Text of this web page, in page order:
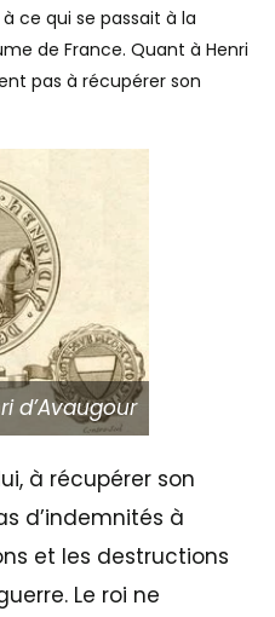
ce qui se passait à la
de France. Quant à Henri
pas à récupérer son
d’Avaugour
à récupérer son
d’indemnités à
et les destructions
Le roi ne